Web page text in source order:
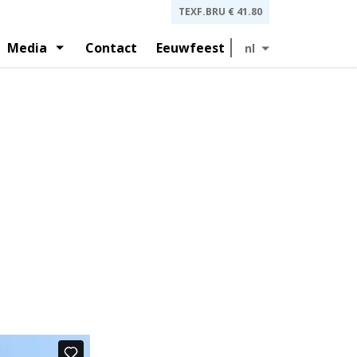
Media Contact Eeuwfeest
TEXF.BRU € 41.80
nl